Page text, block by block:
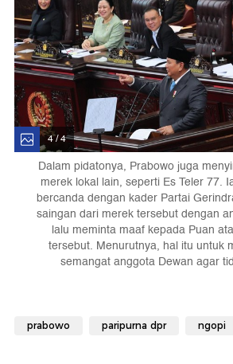
4 / 4
Dalam pidatonya, Prabowo juga
merek lokal lain, seperti Es Teler 77.
bercanda dengan kader Partai
saingan dari merek tersebut dengan
lalu meminta maaf kepada Puan
tersebut. Menurutnya, hal itu untuk
semangat anggota Dewan agar
prabowo paripurna dpr ngopi